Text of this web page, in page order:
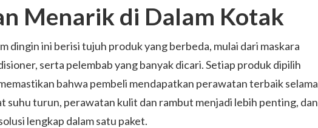
Menarik di Dalam Kotak
dingin ini berisi tujuh produk yang berbeda, mulai dari maskara
serta pelembab yang banyak dicari. Setiap produk dipilih
bahwa pembeli mendapatkan perawatan terbaik selama
suhu turun, perawatan kulit dan rambut menjadi lebih penting, dan
lengkap dalam satu paket.